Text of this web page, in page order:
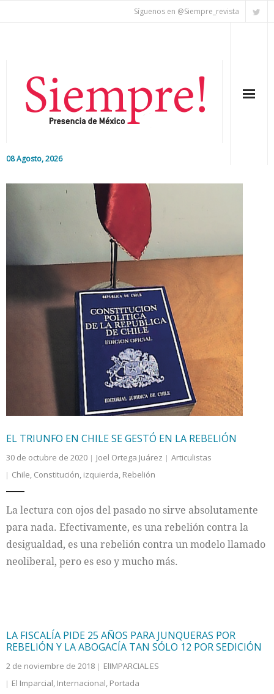
Síguenos en @Siempre_revista
08 Agosto, 2026
Editorial
Colaboradores
Internacional
EL TRIUNFO EN CHILE SE GESTÓ EN LA REBELIÓN
30 de octubre de 2020 Joel Ortega Juárez
Articulistas
Chile, Constitución, izquierda, Rebelión
La lectura con ojos del pasado no sirve absolutamente
para nada. Efectivamente, es una rebelión contra la
desigualdad, es una rebelión contra un modelo llamado
neoliberal, pero es eso y mucho más.
LA FISCALÍA PIDE 25 AÑOS PARA JUNQUERAS POR
REBELIÓN Y LA ABOGACÍA TAN SÓLO 12 POR SEDICIÓN
2 de noviembre de 2018
ElIMPARCIAL.ES
El Imparcial, Internacional, Portada